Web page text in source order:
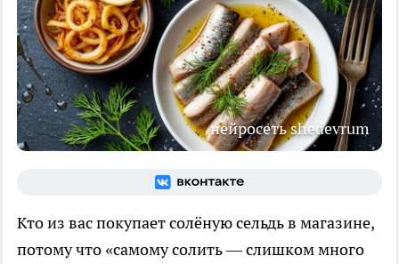
нейросеть shedevrum
Кто из вас покупает солёную сельдь в магазине,
потому что «самому солить — слишком много